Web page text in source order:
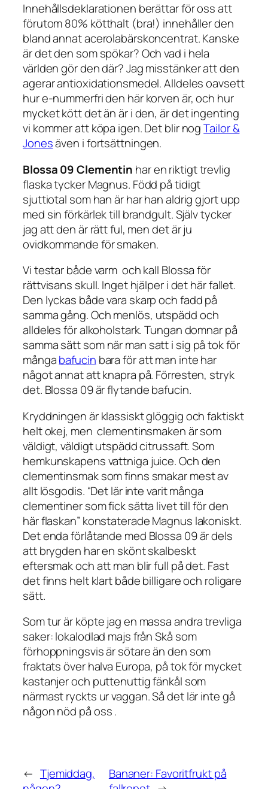
Innehållsdeklarationen berättar för oss att
förutom 80% kötthalt (bra!) innehåller den
bland annat acerolabärskoncentrat. Kanske
är det den som spökar? Och vad i hela
världen gör den där? Jag misstänker att den
agerar antioxidationsmedel. Alldeles oavsett
hur e-nummerfri den här korven är, och hur
mycket kött det än är i den, är det ingenting
vi kommer att köpa igen. Det blir nogTailor &
Jonesäven i fortsättningen.
Blossa 09 Clementin har en riktigt trevlig
flaska tycker Magnus. Född på tidigt
sjuttiotal som han är har han aldrig gjort upp
med sin förkärlek till brandgult. Själv tycker
jag att den är rätt ful, men det är ju
ovidkommande för smaken.
Vi testar både varm och kall Blossa för
rättvisans skull. Inget hjälper i det här fallet.
Den lyckas både vara skarp och fadd på
samma gång. Och menlös, utspädd och
alldeles för alkoholstark. Tungan domnar på
samma sätt som när man satt i sig på tok för
mångabafucin bara för att man inte har
något annat att knapra på. Förresten, stryk
det. Blossa 09ärflytande bafucin.
Kryddningen är klassiskt glöggig och faktiskt
helt okej, men clementinsmaken är som
väldigt, väldigt utspädd citrussaft. Som
hemkunskapens vattniga juice. Och den
clementinsmak som finns smakar mest av
allt lösgodis. “Det lär inte varit många
clementiner som fick sätta livet till för den
här flaskan” konstaterade Magnus lakoniskt.
Det enda förlåtande med Blossa 09 är dels
att brygden har en skönt skalbeskt
eftersmak och att man blir full på det. Fast
det finns helt klart både billigare och roligare
sätt.
Som tur är köpte jag en massa andra trevliga
saker: lokalodlad majs från Skå som
förhoppningsvis är sötare än den som
fraktats över halva Europa, på tok för mycket
kastanjer och puttenuttig fänkål som
närmast ryckts ur vaggan. Så det lär inte gå
någon nöd på oss .
← Tjemiddag,
Bananer: Favoritfrukt på